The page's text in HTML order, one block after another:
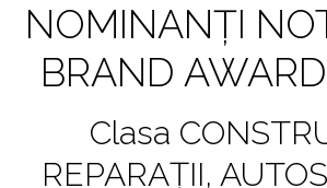
NOMINANȚI
BRAND
Clasa
REPARAȚII,